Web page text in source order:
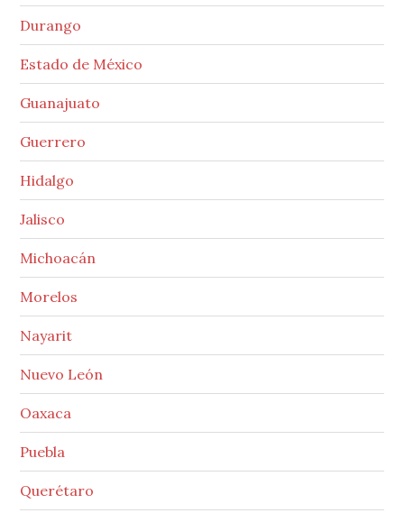
Durango
Estado de México
Guanajuato
Guerrero
Hidalgo
Jalisco
Michoacán
Morelos
Nayarit
Nuevo León
Oaxaca
Puebla
Querétaro